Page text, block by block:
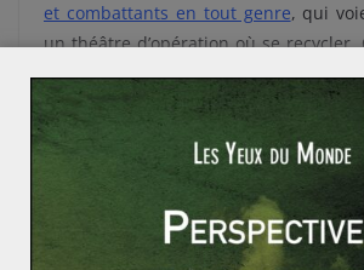
et combattants en tout genre, qui
un théâtre d’opération où se recycler.
le cas pour les anciens
Tchad-Darfour depuis la pacification
deux protagonistes en 2010 (Roland
a également pu bénéficier d’un
notamment de la part du Soudan ou
de collusion avec la Séléka, le jeu
par le Tchad depuis plus d’une